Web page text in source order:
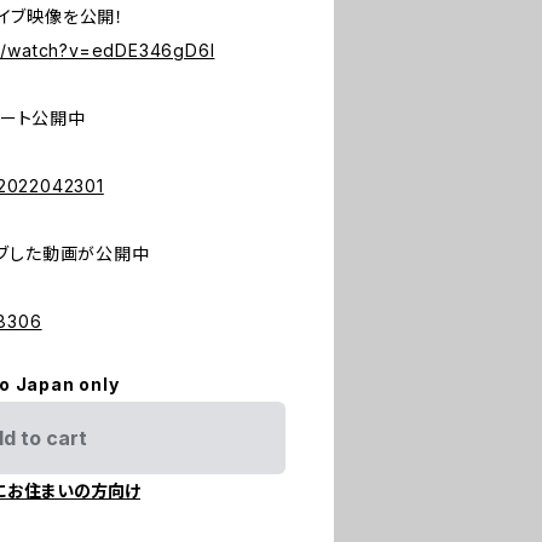
映像を公開！
ト公開中
した動画が公開中
Japan only
to cart
お住まいの方向け